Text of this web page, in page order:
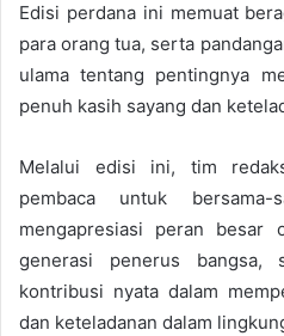
Edisi perdana ini memuat
para orang tua, serta
ulama tentang pentingnya
penuh kasih sayang dan
Melalui edisi ini, tim
pembaca untuk bersama-
mengapresiasi peran besar
generasi penerus bangsa,
kontribusi nyata dalam
dan keteladanan dalam